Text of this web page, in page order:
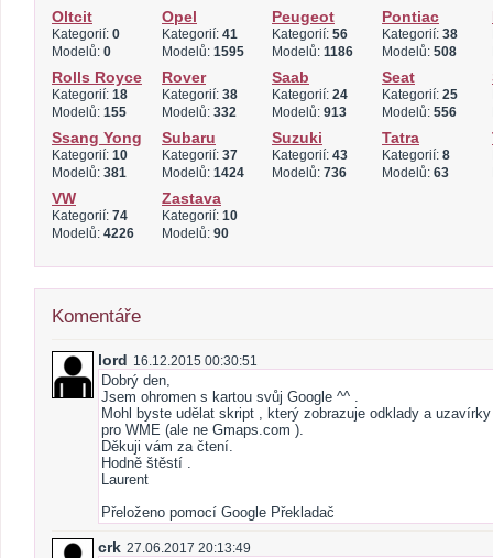
Oltcit
Kategorií: 0
Modelů: 0
Opel
Kategorií: 41
Modelů: 1595
Peugeot
Kategorií: 56
Modelů: 1186
Pontiac
Kategorií: 38
Modelů: 508
Rolls Royce
Kategorií: 18
Modelů: 155
Rover
Kategorií: 38
Modelů: 332
Saab
Kategorií: 24
Modelů: 913
Seat
Kategorií: 25
Modelů: 556
Ssang Yong
Kategorií: 10
Modelů: 381
Subaru
Kategorií: 37
Modelů: 1424
Suzuki
Kategorií: 43
Modelů: 736
Tatra
Kategorií: 8
Modelů: 63
VW
Kategorií: 74
Modelů: 4226
Zastava
Kategorií: 10
Modelů: 90
Komentáře
lord 16.12.2015 00:30:51
Dobrý den,
Jsem ohromen s kartou svůj Google ^^ .
Mohl byste udělat skript , který zobrazuje odklady a
pro WME (ale ne Gmaps.com ).
Děkuji vám za čtení.
Hodně štěstí .
Laurent
Přeloženo pomocí Google Překladač
crk 27.06.2017 20:13:49